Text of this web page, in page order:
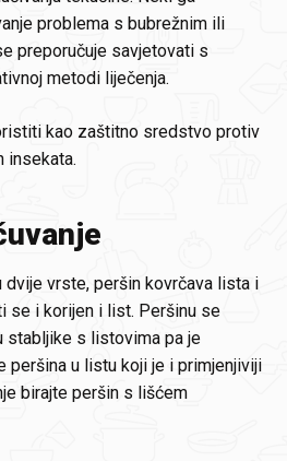
problema s bubrežnim ili
preporučuje savjetovati s
metodi liječenja.
kao zaštitno sredstvo protiv
insekata.
vrste, peršin kovrčava lista i
se i korijen i list. Peršinu se
stabljike s listovima pa je
peršina u listu koji je i primjenjiviji
birajte peršin s lišćem